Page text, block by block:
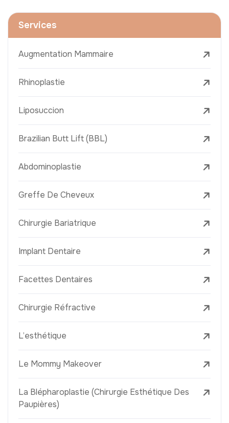
Services
Augmentation Mammaire
Rhinoplastie
Liposuccion
Brazilian Butt Lift (BBL)
Abdominoplastie
Greffe De Cheveux
Chirurgie Bariatrique
Implant Dentaire
Facettes Dentaires
Chirurgie Réfractive
L’esthétique
Le Mommy Makeover
La Blépharoplastie (Chirurgie Esthétique Des
Paupières)